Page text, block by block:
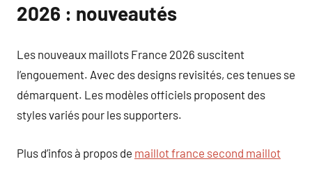
2026 : nouveautés
Les nouveaux maillots France 2026 suscitent
l’engouement. Avec des designs revisités, ces tenues se
démarquent. Les modèles officiels proposent des
styles variés pour les supporters.
Plus d’infos à propos de maillot france second maillot